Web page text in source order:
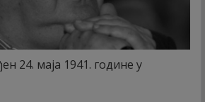
24. маја 1941. године у